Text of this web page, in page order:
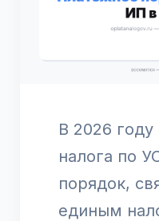
В 2026 году
налога по
порядок,
единым